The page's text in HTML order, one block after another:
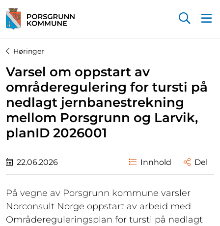
Høringer
Varsel om oppstart av
områderegulering for tursti på
nedlagt jernbanestrekning
mellom Porsgrunn og Larvik,
planID 2026001
22.06.2026 Innhold Del
På vegne av Porsgrunn kommune varsler
Norconsult Norge oppstart av arbeid med
Områdereguleringsplan for tursti på nedlagt